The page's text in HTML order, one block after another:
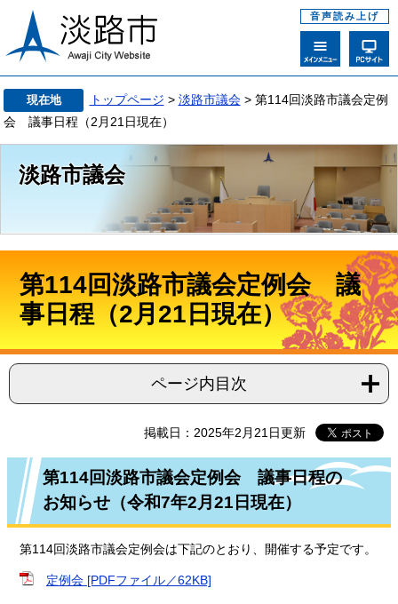
音声読み上げ
現在地 トップページ > 淡路市議会> 第114回淡路市議会定例
会 議事日程（2月21日現在）
淡路市議会
第114回淡路市議会定例会 議
事日程（2月21日現在）
ページ内目次
掲載日：2025年2月21日更新
第114回淡路市議会定例会 議事日程の
お知らせ（令和7年2月21日現在）
第114回淡路市議会定例会は下記のとおり、開催する予定です。
定例会 [PDFファイル／62KB]